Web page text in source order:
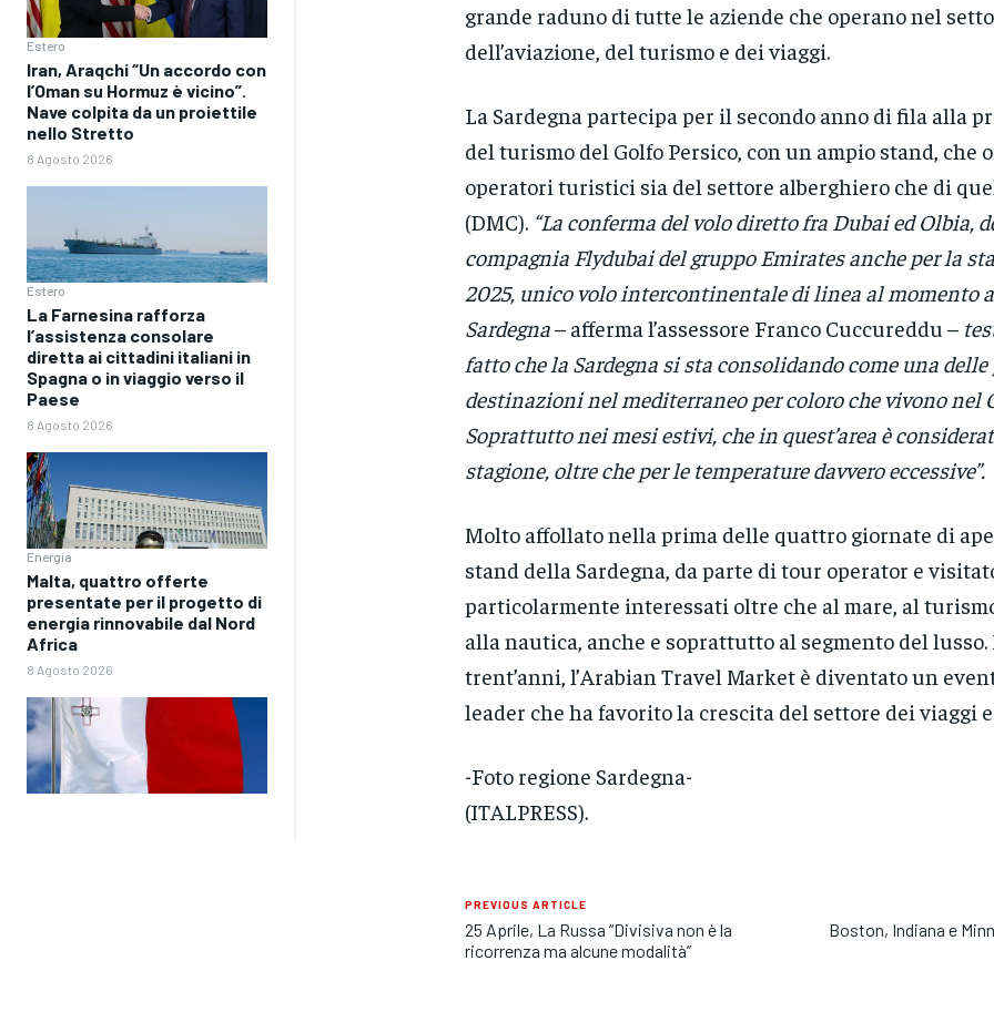
Estero
Iran, Araqchi “Un accordo con
l’Oman su Hormuz è vicino”.
Nave colpita da un proiettile
nello Stretto
8 Agosto 2026
Estero
La Farnesina rafforza
l’assistenza consolare
diretta ai cittadini italiani in
Spagna o in viaggio verso il
Paese
8 Agosto 2026
Energia
Malta, quattro offerte
presentate per il progetto di
energia rinnovabile dal Nord
Africa
8 Agosto 2026
grande raduno di tutte le aziende che operano nel
dell’aviazione, del turismo e dei viaggi.
La Sardegna partecipa per il secondo anno di fila alla
del turismo del Golfo Persico, con un ampio stand, che
operatori turistici sia del settore alberghiero che di
(DMC). “La conferma del volo diretto fra Dubai ed Olbia,
compagnia Flydubai del gruppo Emirates anche per la
2025, unico volo intercontinentale di linea al momento
Sardegna– afferma l’assessore Franco Cuccureddu –
fatto che la Sardegna si sta consolidando come una
destinazioni nel mediterraneo per coloro che vivono nel
Soprattutto nei mesi estivi, che in quest’area è
stagione, oltre che per le temperature davvero eccessive”.
Molto affollato nella prima delle quattro giornate di
stand della Sardegna, da parte di tour operator e
particolarmente interessati oltre che al mare, al
alla nautica, anche e soprattutto al segmento del
trent’anni, l’Arabian Travel Market è diventato un
leader che ha favorito la crescita del settore dei viaggi
-Foto regione Sardegna-
(ITALPRESS).
PREVIOUS ARTICLE
25 Aprile, La Russa “Divisiva non è la
ricorrenza ma alcune modalità”
Boston, Indiana e